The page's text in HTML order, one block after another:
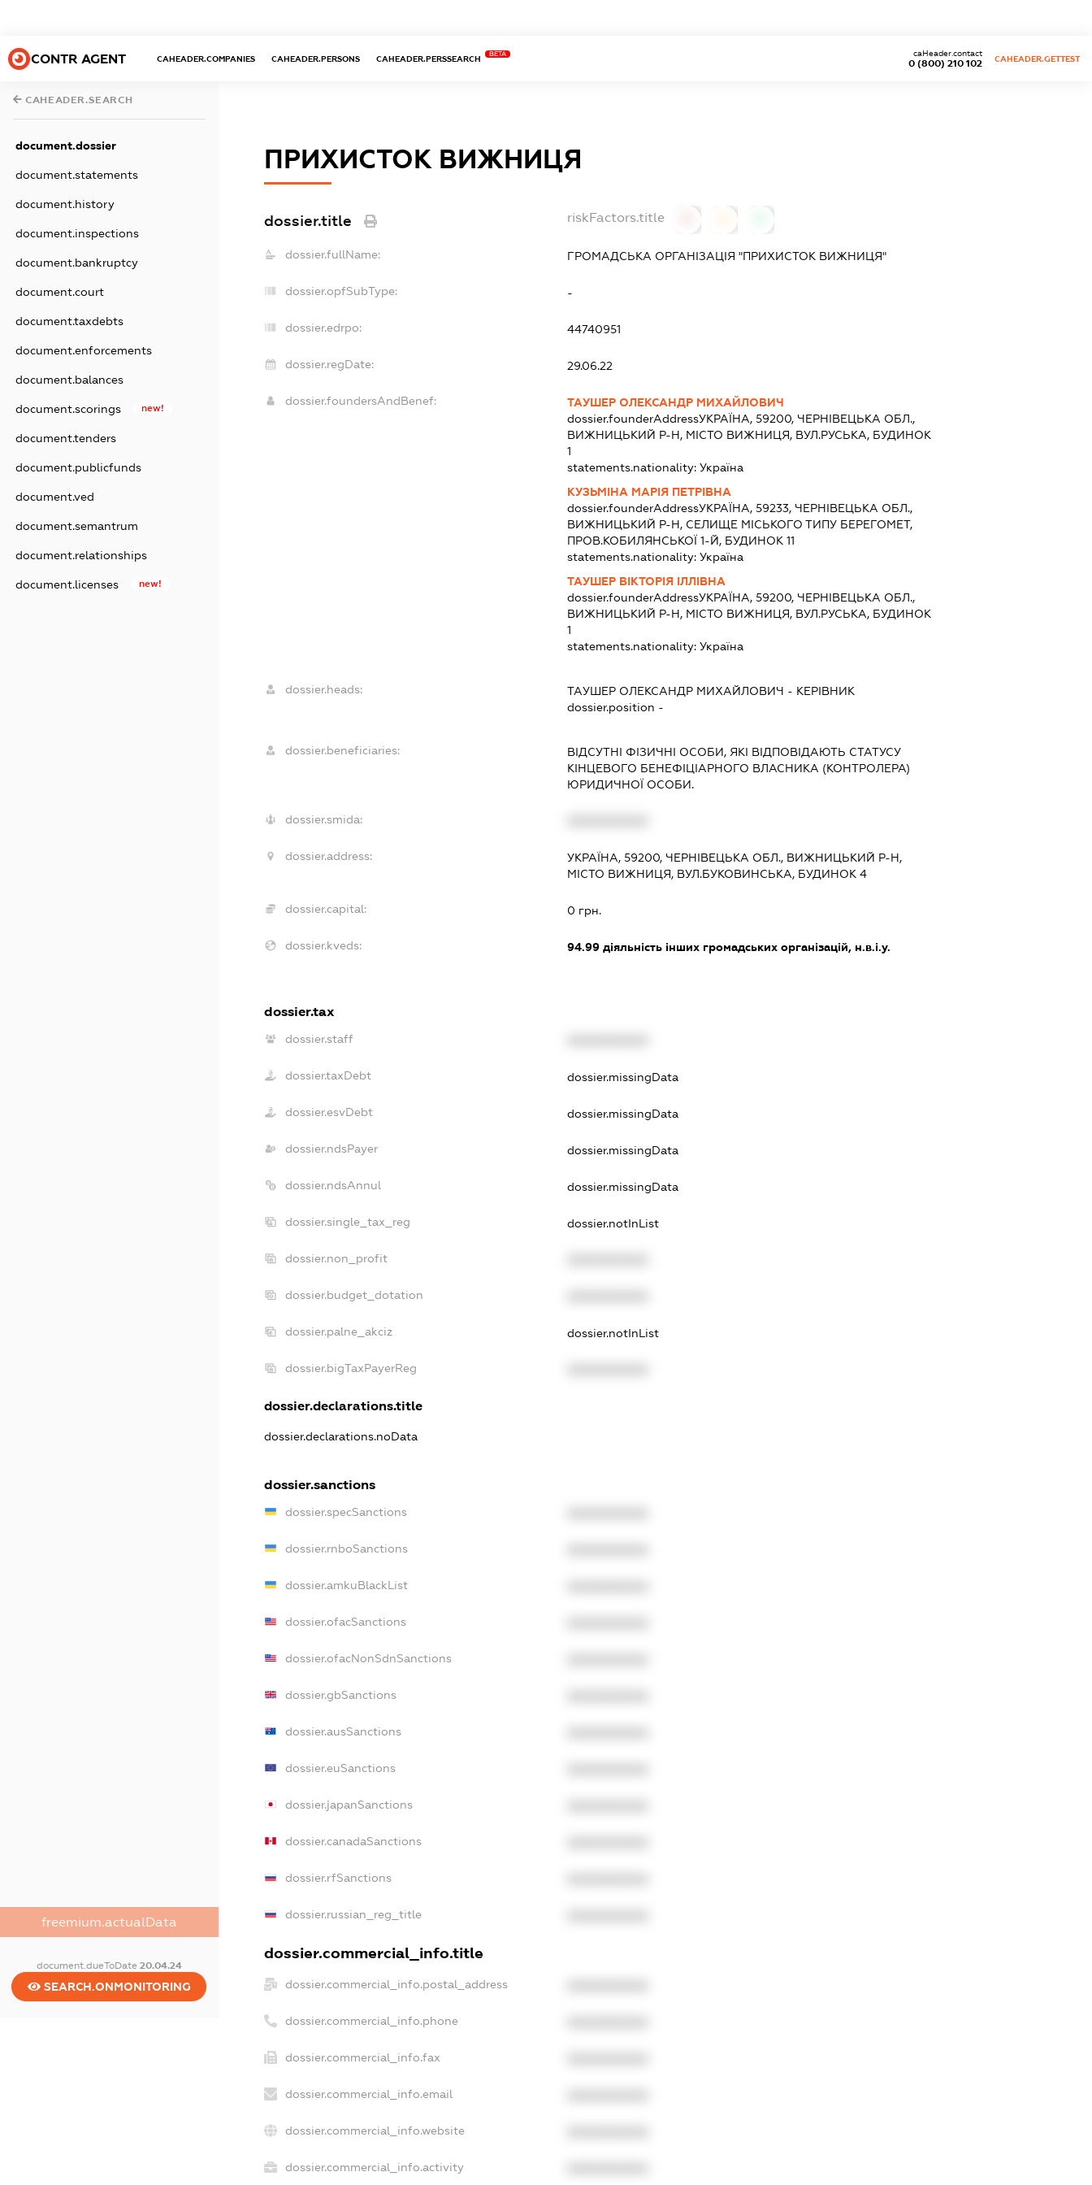
CONTR AGENT CAHEADER.COMPANIES CAHEADER.PERSONS CAHEADER.PERSSEARCH
BETA
0 (800) 210 102
caHeader.contact
CAHEADER.GETTEST
CAHEADER.SEARCH
document.dossier
document.statements
document.history
document.inspections
document.bankruptcy
document.court
document.taxdebts
document.enforcements
document.balances
document.scorings new!
document.tenders
document.publicfunds
document.ved
document.semantrum
document.relationships
document.licenses new!
freemium.actualData
document.dueToDate 20.04.24
SEARCH.ONMONITORING
ПРИХИСТОК ВИЖНИЦЯ
dossier.title riskFactors.title
dossier.fullName: ГРОМАДСЬКА ОРГАНІЗАЦІЯ "ПРИХИСТОК ВИЖНИЦЯ"
dossier.opfSubType: -
dossier.edrpo: 44740951
dossier.regDate: 29.06.22
dossier.foundersAndBenef:
ТАУШЕР ОЛЕКСАНДР МИХАЙЛОВИЧ
dossier.founderAddressУКРАЇНА, 59200, ЧЕРНІВЕЦЬКА ОБЛ.,
ВИЖНИЦЬКИЙ Р-Н, МІСТО ВИЖНИЦЯ, ВУЛ.РУСЬКА, БУДИНОК
1
statements.nationality: Україна
КУЗЬМІНА МАРІЯ ПЕТРІВНА
dossier.founderAddressУКРАЇНА, 59233, ЧЕРНІВЕЦЬКА ОБЛ.,
ВИЖНИЦЬКИЙ Р-Н, СЕЛИЩЕ МІСЬКОГО ТИПУ БЕРЕГОМЕТ,
ПРОВ.КОБИЛЯНСЬКОЇ 1-Й, БУДИНОК 11
statements.nationality: Україна
ТАУШЕР ВІКТОРІЯ ІЛЛІВНА
dossier.founderAddressУКРАЇНА, 59200, ЧЕРНІВЕЦЬКА ОБЛ.,
ВИЖНИЦЬКИЙ Р-Н, МІСТО ВИЖНИЦЯ, ВУЛ.РУСЬКА, БУДИНОК
1
statements.nationality: Україна
dossier.heads: ТАУШЕР ОЛЕКСАНДР МИХАЙЛОВИЧ - КЕРІВНИК
dossier.position -
dossier.beneficiaries:
ВІДСУТНІ ФІЗИЧНІ ОСОБИ, ЯКІ ВІДПОВІДАЮТЬ СТАТУСУ
КІНЦЕВОГО БЕНЕФІЦІАРНОГО ВЛАСНИКА (КОНТРОЛЕРА)
ЮРИДИЧНОЇ ОСОБИ.
dossier.smida:
dossier.address:
УКРАЇНА, 59200, ЧЕРНІВЕЦЬКА ОБЛ., ВИЖНИЦЬКИЙ Р-Н,
МІСТО ВИЖНИЦЯ, ВУЛ.БУКОВИНСЬКА, БУДИНОК 4
dossier.capital: 0 грн.
dossier.kveds: 94.99діяльність інших громадських організацій, н.в.і.у.
dossier.tax
dossier.staff
dossier.taxDebt dossier.missingData
dossier.esvDebt dossier.missingData
dossier.ndsPayer dossier.missingData
dossier.ndsAnnul dossier.missingData
dossier.single_tax_reg dossier.notInList
dossier.non_profit
dossier.budget_dotation
dossier.palne_akciz dossier.notInList
dossier.bigTaxPayerReg
dossier.declarations.title
dossier.declarations.noData
dossier.sanctions
dossier.specSanctions
dossier.rnboSanctions
dossier.amkuBlackList
dossier.ofacSanctions
dossier.ofacNonSdnSanctions
dossier.gbSanctions
dossier.ausSanctions
dossier.euSanctions
dossier.japanSanctions
dossier.canadaSanctions
dossier.rfSanctions
dossier.russian_reg_title
dossier.commercial_info.title
dossier.commercial_info.postal_address
dossier.commercial_info.phone
dossier.commercial_info.fax
dossier.commercial_info.email
dossier.commercial_info.website
dossier.commercial_info.activity